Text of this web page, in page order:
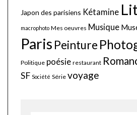
Japon des parisiens Kétamine
macrophoto Mes oeuvres Musique
Paris Peinture
Politique poésie restaurant
SF Société Série voyage